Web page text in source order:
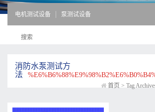
电机测试设备 泵测试设备
消防水泵测试方
法
首页 > Tag